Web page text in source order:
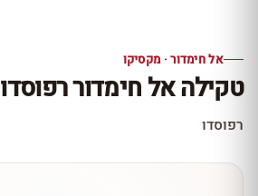
10% הנחה
עכשיו ב-10% הנחה
אל חימדור · מקסיקו
טקילה אל חימדור רפוסדו
רפוסדו